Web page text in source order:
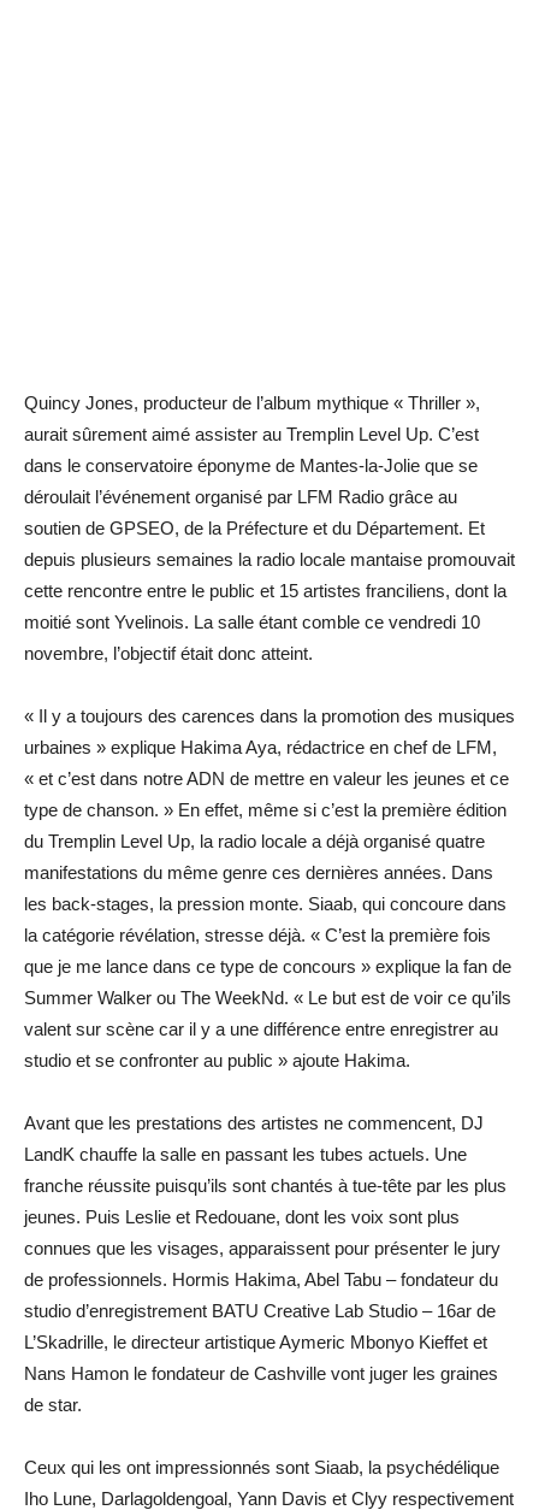
Quincy Jones, producteur de l’album mythique « Thriller »,
aurait sûrement aimé assister au Tremplin Level Up. C’est
dans le conservatoire éponyme de Mantes-la-Jolie que se
déroulait l’événement organisé par LFM Radio grâce au
soutien de GPSEO, de la Préfecture et du Département. Et
depuis plusieurs semaines la radio locale mantaise promouvait
cette rencontre entre le public et 15 artistes franciliens, dont la
moitié sont Yvelinois. La salle étant comble ce vendredi 10
novembre, l’objectif était donc atteint.
« Il y a toujours des carences dans la promotion des musiques
urbaines » explique Hakima Aya, rédactrice en chef de LFM,
« et c’est dans notre ADN de mettre en valeur les jeunes et ce
type de chanson. » En effet, même si c’est la première édition
du Tremplin Level Up, la radio locale a déjà organisé quatre
manifestations du même genre ces dernières années. Dans
les back-stages, la pression monte. Siaab, qui concoure dans
la catégorie révélation, stresse déjà. « C’est la première fois
que je me lance dans ce type de concours » explique la fan de
Summer Walker ou The WeekNd. « Le but est de voir ce qu’ils
valent sur scène car il y a une différence entre enregistrer au
studio et se confronter au public » ajoute ­Hakima.
Avant que les prestations des artistes ne commencent, DJ
LandK chauffe la salle en passant les tubes actuels. Une
franche réussite puisqu’ils sont chantés à tue-tête par les plus
jeunes. Puis Leslie et Redouane, dont les voix sont plus
connues que les visages, apparaissent pour présenter le jury
de professionnels. Hormis Hakima, Abel Tabu – fondateur du
studio d’enregistrement BATU Creative Lab Studio – 16ar de
L’Skadrille, le directeur artistique Aymeric Mbonyo Kieffet et
Nans Hamon le fondateur de Cashville vont juger les graines
de star.
Ceux qui les ont impressionnés sont Siaab, la psychédélique
Iho Lune, Darlagoldengoal, Yann Davis et Clyy respectivement